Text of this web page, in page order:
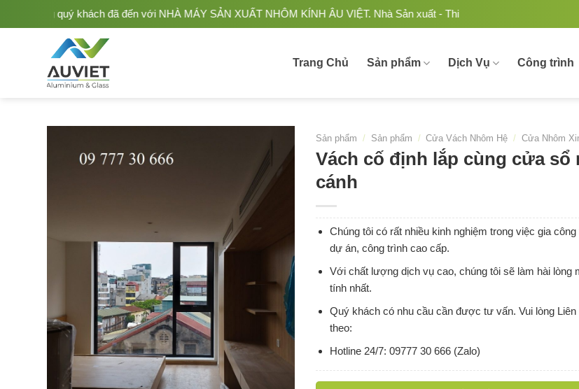
đến với NHÀ MÁY SẢN XUẤT NHÔM KÍNH ÂU VIỆT. Nhà Sản xuất - Thi công Nhôm kính uy tín, chất lượng tại Việt Nam.
Trang Chủ Sản phẩm Dịch Vụ Công trình
Sản phẩm / Sản phẩm / Cửa Vách Nhôm Hệ / Cửa Nhôm
Vách cố định lắp cùng cửa sổ
cánh
Chúng tôi có rất nhiều kinh nghiệm trong việc gia
dự án, công trình cao cấp.
Với chất lượng dịch vụ cao, chúng tôi sẽ làm hài lòng
tính nhất.
Quý khách có nhu cầu cần được tư vấn. Vui lòng
theo:
Hotline 24/7: 09777 30 666 (Zalo)